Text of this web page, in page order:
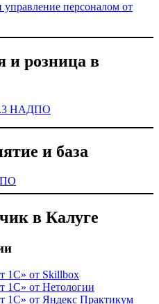
управление персоналом от
и розница в
НАДПО
и база
в Калуге
1С» от Skillbox
1С» от Нетологии
1С» от Яндекс Практикум